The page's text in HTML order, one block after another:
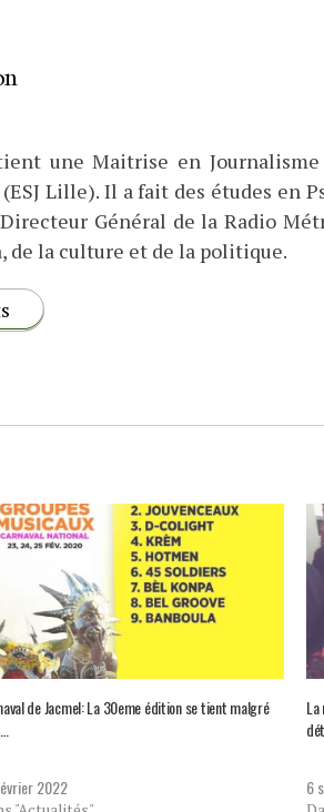
une Maitrise en Journalisme
Lille). Il a fait des études en
Général de la Radio
de la culture et de la politique.
de Jacmel: La 30eme édition se tient malgré
2022 6